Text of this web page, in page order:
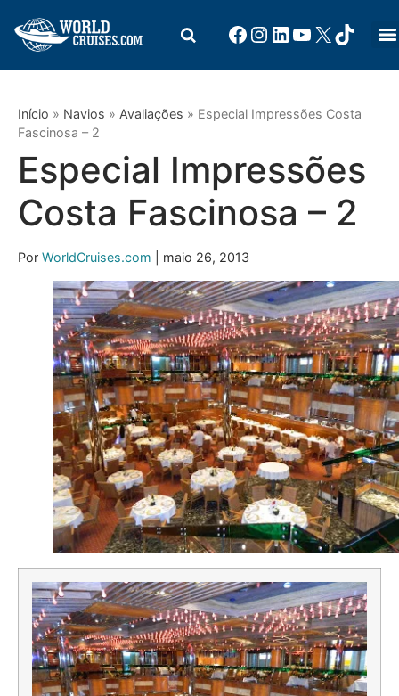
Início » Navios » Avaliações » Especial Impressões Costa
Fascinosa – 2
Especial Impressões
Costa Fascinosa – 2
Por WorldCruises.com | maio 26, 2013